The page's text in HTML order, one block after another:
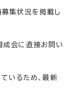
募集状況を掲載し
成会に直接お問い
いるため、最新